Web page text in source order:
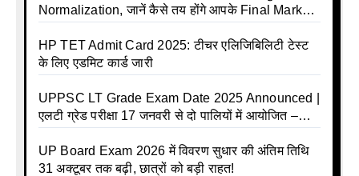
Normalization, जानें कैसे तय होंगे आपके Final Marks
HP TET Admit Card 2025: टीचर एलिजिबिलिटी टेस्ट
के लिए एडमिट कार्ड जारी
UPPSC LT Grade Exam Date 2025 Announced |
एलटी ग्रेड परीक्षा 17 जनवरी से दो पालियों में आयोजित –
UP Board Exam 2026 में विवरण सुधार की अंतिम तिथि
31 अक्टूबर तक बढ़ी, छात्रों को बड़ी राहत!